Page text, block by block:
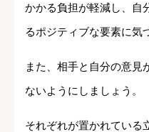
かかる負担が軽減し、自
るポジティブな要素に気
また、相手と自分の意見
ないようにしましょう。
それぞれが置かれている